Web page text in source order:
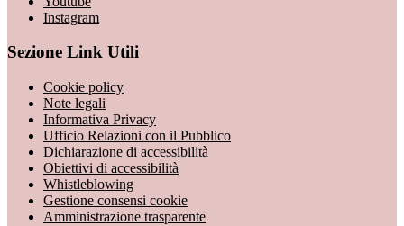
Instagram
Sezione Link Utili
Cookie policy
Note legali
Informativa Privacy
Ufficio Relazioni con il Pubblico
Dichiarazione di accessibilità
Obiettivi di accessibilità
Whistleblowing
Gestione consensi cookie
Amministrazione trasparente